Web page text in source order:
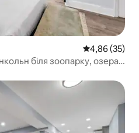
Середня
4,86 (35)
біля зоопарку, озера